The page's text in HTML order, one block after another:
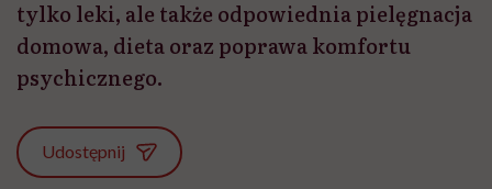
tylko leki, ale także odpowiednia pielęgnacja
domowa, dieta oraz poprawa komfortu
psychicznego.
Udostępnij